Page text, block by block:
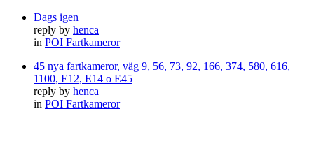
Dags igen
reply by henca
in POI Fartkameror
45 nya fartkameror, väg 9, 56, 73, 92, 166, 374, 580, 616,
1100, E12, E14 o E45
reply by henca
in POI Fartkameror